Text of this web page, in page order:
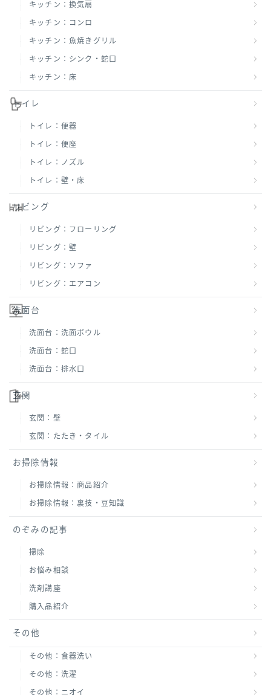
キッチン：換気扇
キッチン：コンロ
キッチン：魚焼きグリル
キッチン：シンク・蛇口
キッチン：床
トイレ
トイレ：便器
トイレ：便座
トイレ：ノズル
トイレ：壁・床
リビング
リビング：フローリング
リビング：壁
リビング：ソファ
リビング：エアコン
洗面台
洗面台：洗面ボウル
洗面台：蛇口
洗面台：排水口
玄関
玄関：壁
玄関：たたき・タイル
お掃除情報
お掃除情報：商品紹介
お掃除情報：裏技・豆知識
のぞみの記事
掃除
お悩み相談
洗剤講座
購入品紹介
その他
その他：食器洗い
その他：洗濯
その他：ニオイ